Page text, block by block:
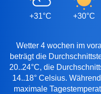
+31°C +30°C
Wetter 4 wochen im
beträgt die
20..24°C, die
14..18° Celsius.
maximale